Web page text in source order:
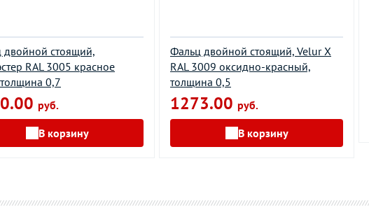
двойной стоящий,
RAL 3005 красное
0,7
руб.
В корзину
Фальц двойной стоящий, Velur X
RAL 3009 оксидно-красный,
толщина 0,5
1273.00 руб.
В корзину